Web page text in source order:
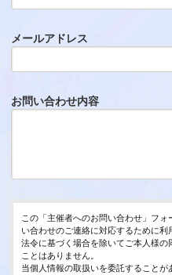
メールアドレス
お問い合わせ内容
この「主催者へのお問い合わせ」フ
い合わせのご連絡に対応するために利
法令に基づく場合を除いてご本人様
ことはありません。
当個人情報の取扱いを委託すること